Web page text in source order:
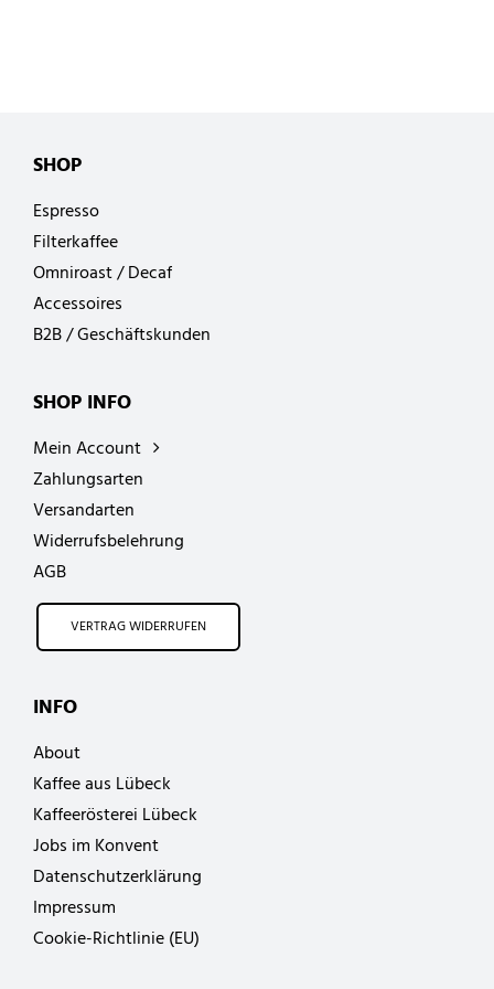
SHOP
Espresso
Filterkaffee
Omniroast / Decaf
Accessoires
B2B / Geschäftskunden
SHOP INFO
Mein Account
Zahlungsarten
Versandarten
Widerrufsbelehrung
AGB
VERTRAG WIDERRUFEN
INFO
About
Kaffee aus Lübeck
Kaffeerösterei Lübeck
Jobs im Konvent
Datenschutzerklärung
Impressum
Cookie-Richtlinie (EU)